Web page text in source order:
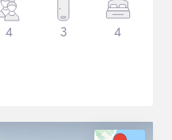
4 3 4